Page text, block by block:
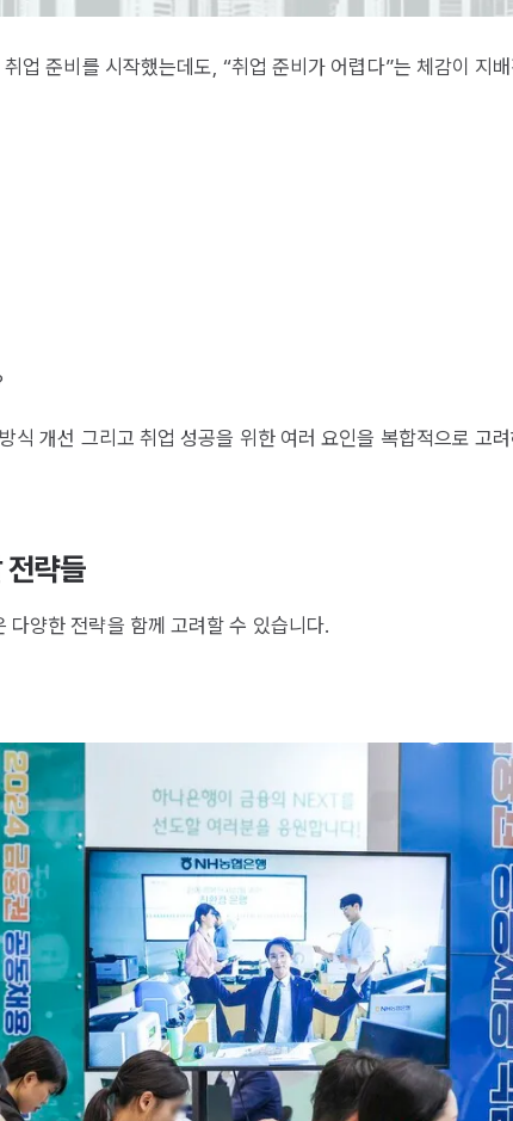
업 준비를 시작했는데도, “취업 준비가 어렵다”는 체감이 지
식 개선 그리고 취업 성공을 위한 여러 요인을 복합적으로 고
전략들
다양한 전략을 함께 고려할 수 있습니다.